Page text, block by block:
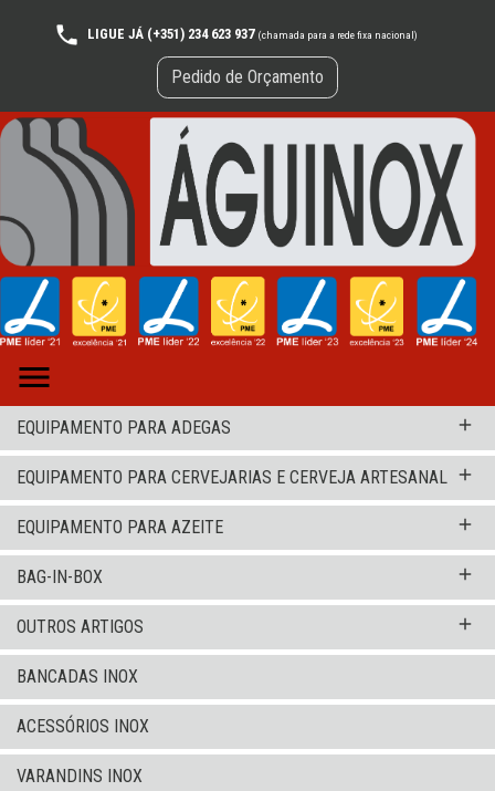
LIGUE JÁ (+351) 234 623 937 (chamada para a rede fixa nacional)
Pedido de Orçamento

EQUIPAMENTO PARA ADEGAS add
EQUIPAMENTO PARA CERVEJARIAS E CERVEJA ARTESANAL add
EQUIPAMENTO PARA AZEITE add
BAG-IN-BOX add
OUTROS ARTIGOS add
BANCADAS INOX
ACESSÓRIOS INOX
VARANDINS INOX